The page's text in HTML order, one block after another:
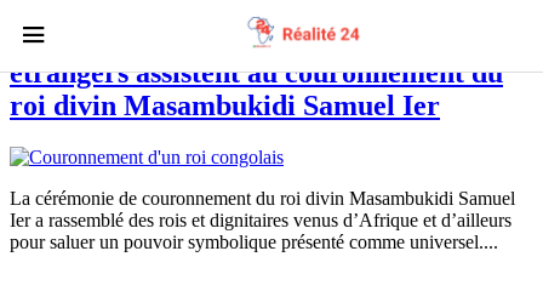
RDC : des rois africains et dignitaires
étrangers assistent au couronnement du
roi divin Masambukidi Samuel Ier
La cérémonie de couronnement du roi divin Masambukidi Samuel
Ier a rassemblé des rois et dignitaires venus d’Afrique et d’ailleurs
pour saluer un pouvoir symbolique présenté comme universel....